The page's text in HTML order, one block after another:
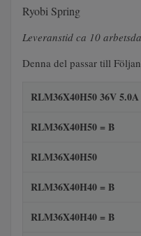
Ryobi Spring
Leveranstid ca 10
Denna del passar till
RLM36X40H50 36V
RLM36X40H50 = B
RLM36X40H50
RLM36X40H40 = B
RLM36X40H40 = B